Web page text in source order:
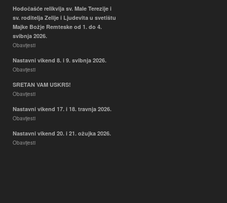
Obavijesti
Hodočašće relikvija sv. Male Terezije i
sv. roditelja Zelije i Ljudevita u svetištu
Majke Božje Remteske od 1. do 4.
svibnja 2026.
Obavijesti
Nastavni vikend 8. i 9. svibnja 2026.
Obavijesti
SRETAN VAM USKRS!
Obavijesti
Nastavni vikend 17. i 18. travnja 2026.
Obavijesti
Nastavni vikend 20. i 21. ožujka 2026.
Obavijesti